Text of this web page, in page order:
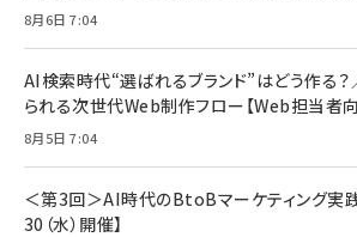
8月6日 7:04
AI検索時代“選ばれるブランド”はどう作る
られる次世代Web制作フロー【Web担当者
8月5日 7:04
＜第3回＞AI時代のBtoBマーケティング実践
30（水）開催】